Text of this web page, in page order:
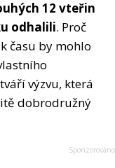
12 vteřin
odhalili. Proč
času by mohlo
výzvu, která
dobrodružný